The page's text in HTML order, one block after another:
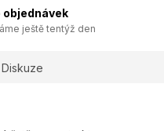
objednávek
ještě tentýž den
Diskuze